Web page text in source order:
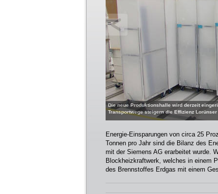
Die neue Produktionshalle wird derzeit
Transportwege steigern die Effizienz
Energie-Einsparungen von circa 25
Tonnen pro Jahr sind die Bilanz des
mit der Siemens AG erarbeitet wurde.
Blockheizkraftwerk, welches in einem
des Brennstoffes Erdgas mit einem